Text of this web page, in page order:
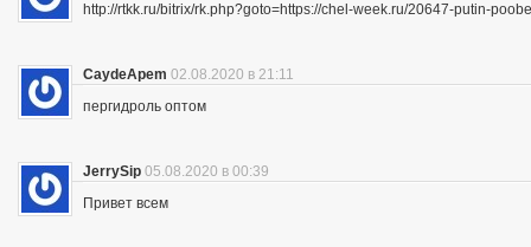
http://rtkk.ru/bitrix/rk.php?goto=https://chel-week.ru/20647-putin-
CaydeApem 02.08.2020 в 21:11
пергидроль оптом
JerrySip 05.08.2020 в 00:39
Привет всем